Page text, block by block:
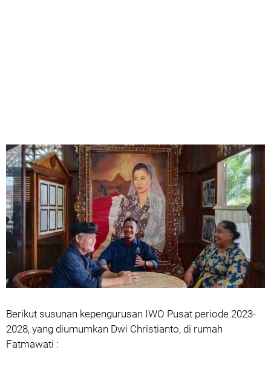
Berikut susunan kepengurusan IWO Pusat periode 2023-
2028, yang diumumkan Dwi Christianto, di rumah
Fatmawati :